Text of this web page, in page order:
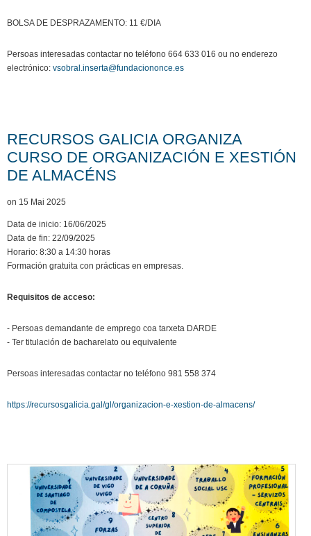
BOLSA DE DESPRAZAMENTO: 11 €/DIA
Persoas interesadas contactar no teléfono 664 633 016 ou no enderezo
electrónico: vsobral.inserta@fundaciononce.es
RECURSOS GALICIA ORGANIZA
CURSO DE ORGANIZACIÓN E XESTIÓN
DE ALMACÉNS
on 15 Mai 2025
Data de inicio: 16/06/2025
Data de fin: 22/09/2025
Horario: 8:30 a 14:30 horas
Formación gratuita con prácticas en empresas.
Requisitos de acceso:
- Persoas demandante de emprego coa tarxeta DARDE
- Ter titulación de bacharelato ou equivalente
Persoas interesadas contactar no teléfono 981 558 374
https://recursosgalicia.gal/gl/organizacion-e-xestion-de-almacens/